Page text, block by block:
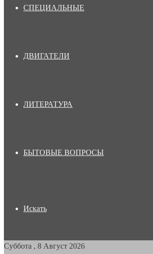
СПЕЦИАЛЬНЫЕ
ДВИГАТЕЛИ
ЛИТЕРАТУРА
БЫТОВЫЕ ВОПРОСЫ
Искать
Суббота , 8 Август 2026